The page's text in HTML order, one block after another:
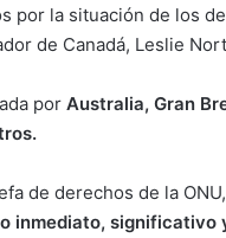
por la situación de los
de Canadá, Leslie
por Australia, Gran
de derechos de la
inmediato, significativo